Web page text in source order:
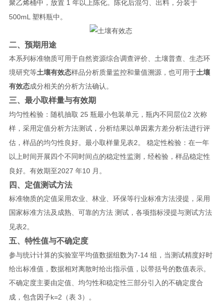
聚乙烯桶中，放置 1 年以上陈化。陈化后混匀、出料，分装于
500mL 塑料瓶中。
二、预期用途
本系列标准物质可用于自然资源综合调查评价、土壤普查、生态环
境研究等土壤有效态样品分析质量监控和量值溯源，也可用于土壤
有效态成分相关的分析方法确认。
三、最小取样量与有效期
均匀性检验：随机抽取 25 瓶最小包装单元，瓶内不同层位2 次称
样，采用定值分析方法测试，分析结果以单因素方差分析法进行评
估，样品的均匀性良好。最小取样量见表2 。 稳定性检验：在一年
以上时间开展四个不同时间点的稳定性监测，经检验，样品稳定性
良好。有效期至2027 年10 月。
四、定值测试方法
标准物质的定值采用农业、林业、环保等行业标准方法浸提，采用
国家标准方法及成熟、可靠的方法 测试，各项指标浸提与测试方法
见表2 。
五、特性值与不确定度
参与统计计算的实验室平均值数据组数为7-14 组，当测试精度好时
给出标准值，数据相对离散时给出指示值，以带括号的数值表示。
不确定度主要由定值、均匀性和稳定性三部分引入的不确定度合
成，包含因子k=2 （表 3 ）。